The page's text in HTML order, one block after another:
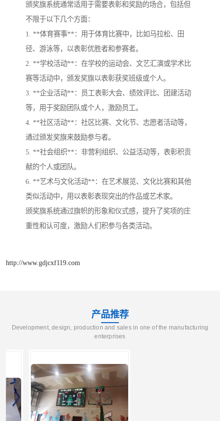
颁奖旗系统通常适用于需要表彰和奖励的场合，包括但
不限于以下几个方面：
1. **体育赛事**：用于体育比赛中，比如马拉松、田
径、游泳等，以表彰优胜者和参赛者。
2. **学校活动**：在学校的运动会、文艺汇演或学术比
赛等活动中，颁发奖旗以表彰获奖班级或个人。
3. **企业活动**：员工表彰大会、绩效评比、团建活动
等，用于奖励团队或个人，激励员工。
4. **社区活动**：社区比赛、文化节、志愿者活动等，
通过颁发奖旗来鼓励参与者。
5. **社会组织**：非营利组织、公益活动等，表彰积贡
献的个人或团队。
6. **艺术与文化活动**：在艺术展览、文化比赛和其他
类似活动中，用以表彰表现突出的作品或艺术家。
颁奖旗系统通过旗帜的形象和仪式感，提升了奖项的庄
重性和认可度，激励人们积参与各类活动。
http://www.gdjcxf119.com
产品推荐
Development, design, production and sales in one of the manufacturing
enterprises